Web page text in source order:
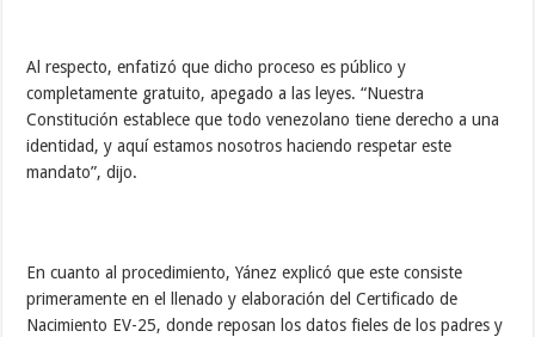
Al respecto, enfatizó que dicho proceso es público y
completamente gratuito, apegado a las leyes. “Nuestra
Constitución establece que todo venezolano tiene derecho a una
identidad, y aquí estamos nosotros haciendo respetar este
mandato”, dijo.
En cuanto al procedimiento, Yánez explicó que este consiste
primeramente en el llenado y elaboración del Certificado de
Nacimiento EV-25, donde reposan los datos fieles de los padres y